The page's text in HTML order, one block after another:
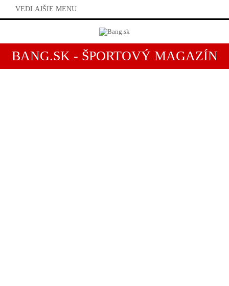
VEDLAJŠIE MENU
BANG.SK - ŠPORTOVÝ MAGAZÍN